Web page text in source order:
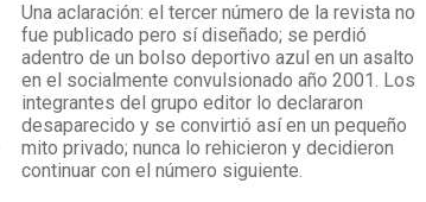
Una aclaración: el tercer número de la revista no
fue publicado pero sí diseñado; se perdió
adentro de un bolso deportivo azul en un asalto
en el socialmente convulsionado año 2001. Los
integrantes del grupo editor lo declararon
desaparecido y se convirtió así en un pequeño
mito privado; nunca lo rehicieron y decidieron
continuar con el número siguiente.